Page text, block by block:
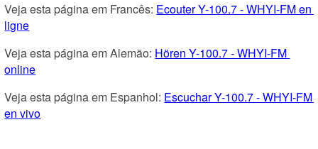
Veja esta página em Francês: Ecouter Y-100.7 - WHYI-FM en
ligne
Veja esta página em Alemão: Hören Y-100.7 - WHYI-FM
online
Veja esta página em Espanhol: Escuchar Y-100.7 - WHYI-FM
en vivo